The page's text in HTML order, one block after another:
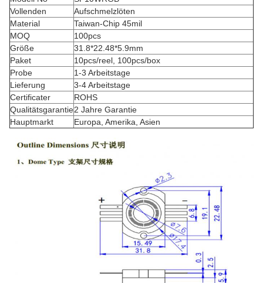
Vollenden
Aufschmelzlöten
Material
Taiwan-Chip 45mil
MOQ
100pcs
Größe
31.8*22.48*5.9mm
Paket
10pcs/reel, 100pcs/box
Probe
1-3 Arbeitstage
Lieferung
3-4 Arbeitstage
Certificater
ROHS
Qualitätsgarantie2 Jahre Garantie
Hauptmarkt
Europa, Amerika, Asien